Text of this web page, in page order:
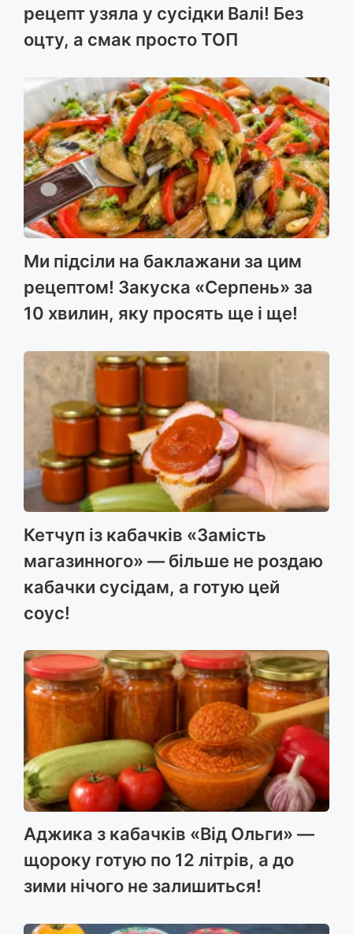
рецепт узяла у сусідки Валі! Без
оцту, а смак просто ТОП
Ми підсіли на баклажани за цим
рецептом! Закуска «Серпень» за
10 хвилин, яку просять ще і ще!
Кетчуп із кабачків «Замість
магазинного» — більше не роздаю
кабачки сусідам, а готую цей
соус!
Аджика з кабачків «Від Ольги» —
щороку готую по 12 літрів, а до
зими нічого не залишиться!